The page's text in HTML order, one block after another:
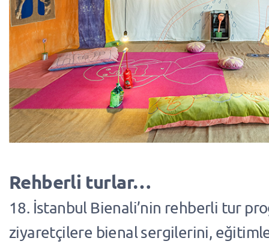
Rehberli turlar…
18. İstanbul Bienali’nin rehberli tur
ziyaretçilere bienal sergilerini,